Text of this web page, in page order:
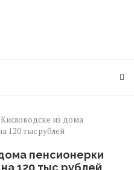
из дома
120 тыс рублей
пенсионерки
120 тыс рублей